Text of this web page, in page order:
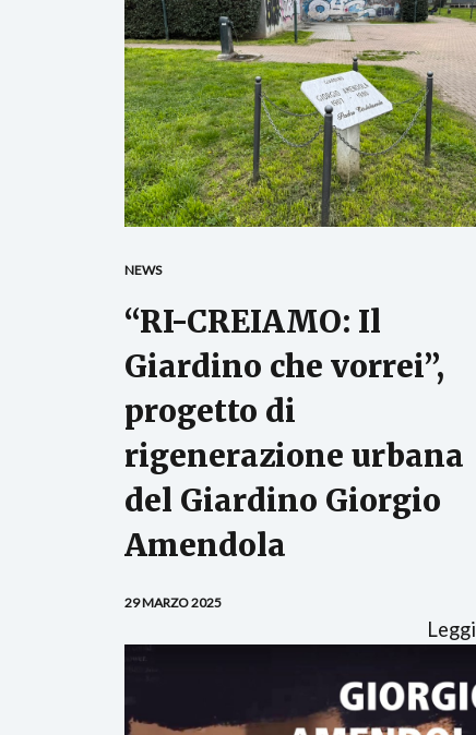
NEWS
“RI-CREIAMO: Il
Giardino che vorrei”,
progetto di
rigenerazione urbana
del Giardino Giorgio
Amendola
29 MARZO 2025
Leggi